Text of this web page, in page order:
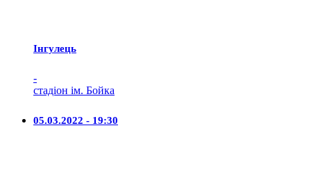
Iнгулець
-
стадіон ім. Бойка
05.03.2022 - 19:30